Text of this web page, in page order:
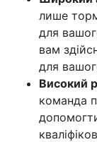
лише
для
вам
для
Високий
команда